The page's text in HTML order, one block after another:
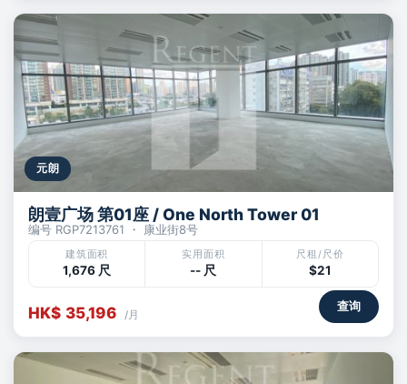
元朗
朗壹广场 第01座 / One North Tower 01
编号 RGP7213761 ・ 康业街8号
建筑面积
1,676 尺
实用面积
-- 尺
尺租/尺价
$21
HK$ 35,196 /月
查询